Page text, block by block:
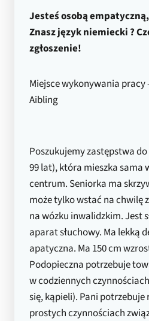
Jesteś osobą
Znasz język niemiecki ?
zgłoszenie!
Miejsce wykonywania pracy
Aibling
Poszukujemy zastępstwa
99 lat), która mieszka sama
centrum. Seniorka ma
może tylko wstać na chwilę
na wózku inwalidzkim. Jest
aparat słuchowy. Ma lekką
apatyczna. Ma 150 cm
Podopieczna potrzebuje
w codziennych
się, kąpieli). Pani
prostych czynnościach